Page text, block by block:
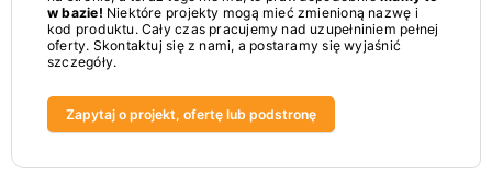
w bazie! Niektóre projekty mogą mieć zmienioną nazwę i
kod produktu. Cały czas pracujemy nad uzupełniniem pełnej
oferty. Skontaktuj się z nami, a postaramy się wyjaśnić
szczegóły.
Zapytaj o projekt, ofertę lub podstronę